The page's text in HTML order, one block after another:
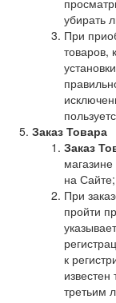
убирать
При
товаров,
Заказ Товара
Заказ
на Сайте;
При
пройти
к
третьим